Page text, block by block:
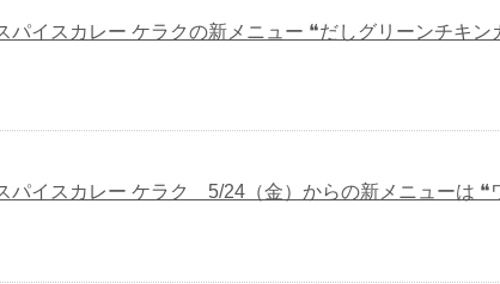
パイスカレー ケラクの新メニュー ❝だしグリーンチキン
パイスカレー ケラク 5/24（金）からの新メニューは ❝